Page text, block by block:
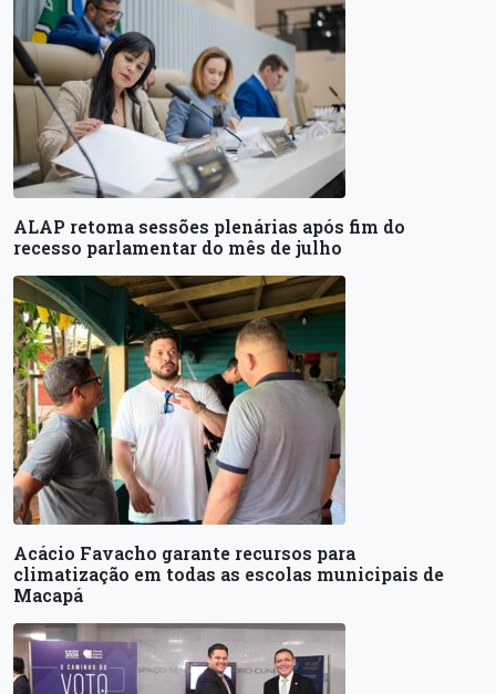
ALAP retoma sessões plenárias após fim do
recesso parlamentar do mês de julho
Acácio Favacho garante recursos para
climatização em todas as escolas municipais de
Macapá